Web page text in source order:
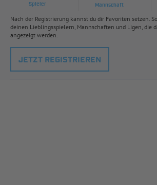
Spieler Mannschaft
Nach der Registrierung kannst du dir Favoriten setzen.
deinen Lieblingsspielern, Mannschaften und Ligen, die
angezeigt werden.
JETZT REGISTRIEREN